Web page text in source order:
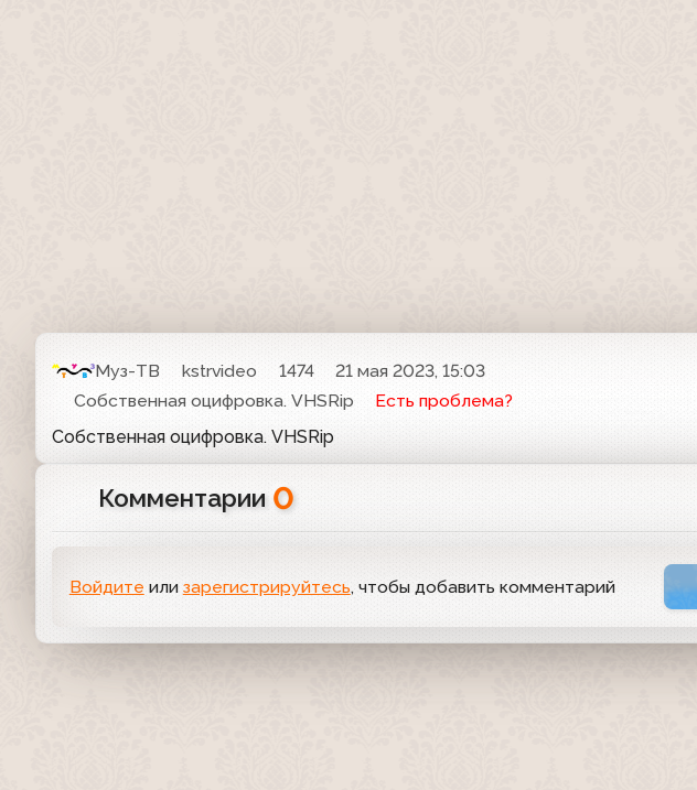
Муз-ТВ kstrvideo 1474
21 мая 2023, 15:03
Собственная оцифровка. VHSRip
Есть проблема?
Собственная оцифровка. VHSRip
Комментарии 0
Войдите или зарегистрируйтесь, чтобы добавить комментарий